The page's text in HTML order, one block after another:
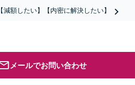
額したい】【内密に解決したい】
メールでお問い合わせ